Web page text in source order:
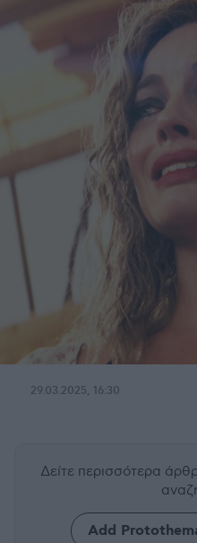
29.03.2025, 16:30
Δείτε περισσότερα
Add